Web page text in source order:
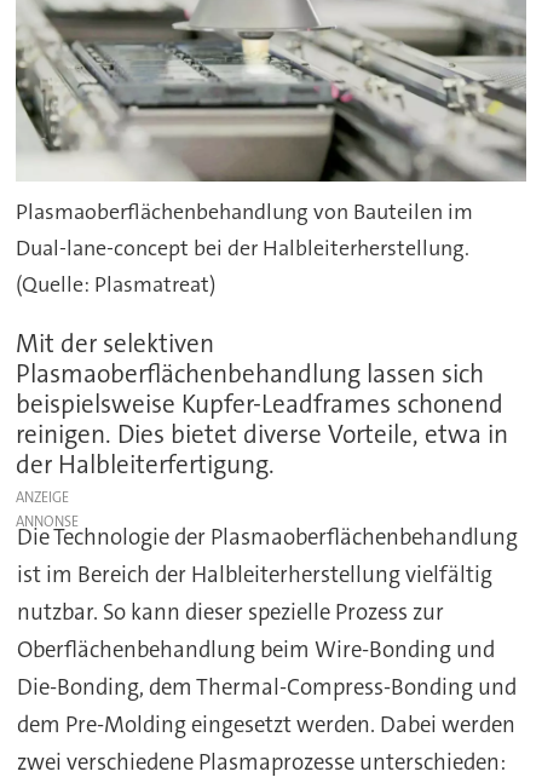
Plasmaoberflächenbehandlung von Bauteilen im
Dual-lane-concept bei der Halbleiterherstellung.
(Quelle: Plasmatreat)
Mit der selektiven
Plasmaoberflächenbehandlung lassen sich
beispielsweise Kupfer-Leadframes schonend
reinigen. Dies bietet diverse Vorteile, etwa in
der Halbleiterfertigung.
ANZEIGE
Die Technologie der Plasmaoberflächenbehandlung
ist im Bereich der Halbleiterherstellung vielfältig
nutzbar. So kann dieser spezielle Prozess zur
Oberflächenbehandlung beim Wire-Bonding und
Die-Bonding, dem Thermal-Compress-Bonding und
dem Pre-Molding eingesetzt werden. Dabei werden
zwei verschiedene Plasmaprozesse unterschieden: